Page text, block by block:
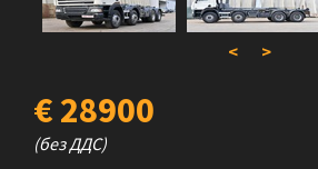
< >
€ 28900
(без ДДС)